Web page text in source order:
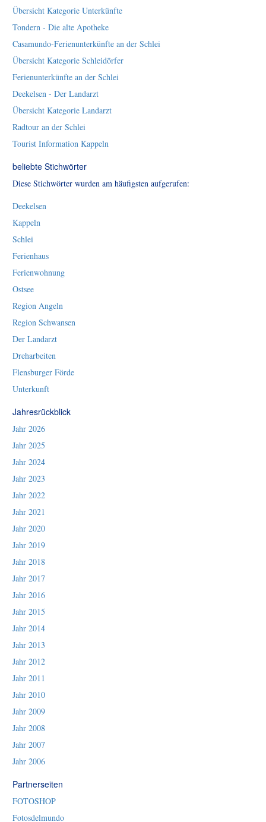
Übersicht Kategorie Unterkünfte
Tondern - Die alte Apotheke
Casamundo-Ferienunterkünfte an der Schlei
Übersicht Kategorie Schleidörfer
Ferienunterkünfte an der Schlei
Deekelsen - Der Landarzt
Übersicht Kategorie Landarzt
Radtour an der Schlei
Tourist Information Kappeln
beliebte Stichwörter
Diese Stichwörter wurden am häufigsten aufgerufen:
Deekelsen
Kappeln
Schlei
Ferienhaus
Ferienwohnung
Ostsee
Region Angeln
Region Schwansen
Der Landarzt
Dreharbeiten
Flensburger Förde
Unterkunft
Jahresrückblick
Jahr 2026
Jahr 2025
Jahr 2024
Jahr 2023
Jahr 2022
Jahr 2021
Jahr 2020
Jahr 2019
Jahr 2018
Jahr 2017
Jahr 2016
Jahr 2015
Jahr 2014
Jahr 2013
Jahr 2012
Jahr 2011
Jahr 2010
Jahr 2009
Jahr 2008
Jahr 2007
Jahr 2006
Partnerseiten
FOTOSHOP
Fotosdelmundo